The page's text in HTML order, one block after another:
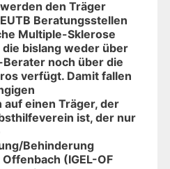
den Träger
Beratungsstellen
Multiple-Sklerose
bislang weder über
noch über die
verfügt. Damit fallen
einen Träger, der
ist, der nur
Behinderung
(IGEL-OF